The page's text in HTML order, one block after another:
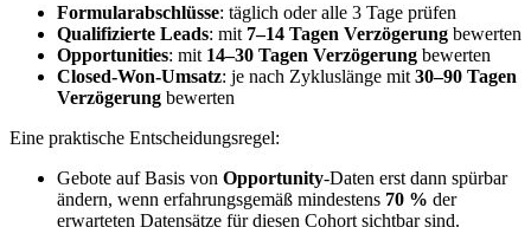
Formularabschlüsse: täglich oder alle 3 Tage prüfen
Qualifizierte Leads: mit 7–14 Tagen Verzögerung bewerten
Opportunities: mit 14–30 Tagen Verzögerung bewerten
Closed-Won-Umsatz: je nach Zykluslänge mit 30–90 Tagen
Verzögerung bewerten
Eine praktische Entscheidungsregel:
Gebote auf Basis von Opportunity-Daten erst dann spürbar
ändern, wenn erfahrungsgemäß mindestens 70 % der
erwarteten Datensätze für diesen Cohort sichtbar sind.